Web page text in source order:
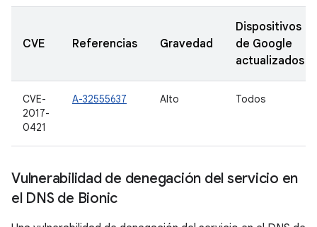
CVE Referencias Gravedad
Dispositivos
de Google
actualizados
CVE-
2017-
0421
A-32555637 Alto Todos
Vulnerabilidad de denegación del servicio en
el DNS de Bionic